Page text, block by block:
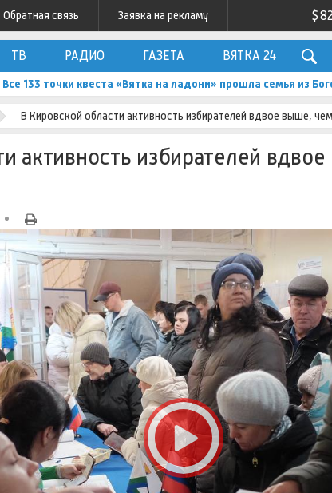
Обратная связь Заявка на рекламу $
ТВ РАДИО ГАЗЕТА ВЯТКА 24
Все 133 точки квеста «Вятка на ладони» прошла семья из
В Кировской области активность избирателей вдвое выше,
активность избирателей